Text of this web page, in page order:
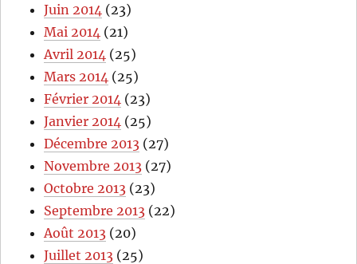
Juin 2014 (23)
Mai 2014 (21)
Avril 2014 (25)
Mars 2014 (25)
Février 2014 (23)
Janvier 2014 (25)
Décembre 2013 (27)
Novembre 2013 (27)
Octobre 2013 (23)
Septembre 2013 (22)
Août 2013 (20)
Juillet 2013 (25)